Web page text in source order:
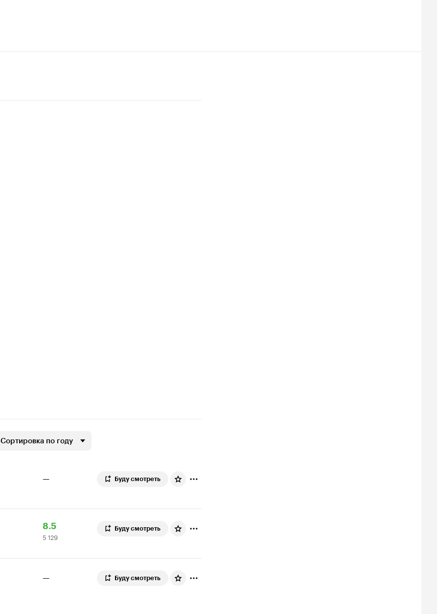
Сортировка по году
— Буду смотреть
Рейтинг
Кинопоиска
8.5
5
129
5 129
Буду смотреть
— Буду смотреть